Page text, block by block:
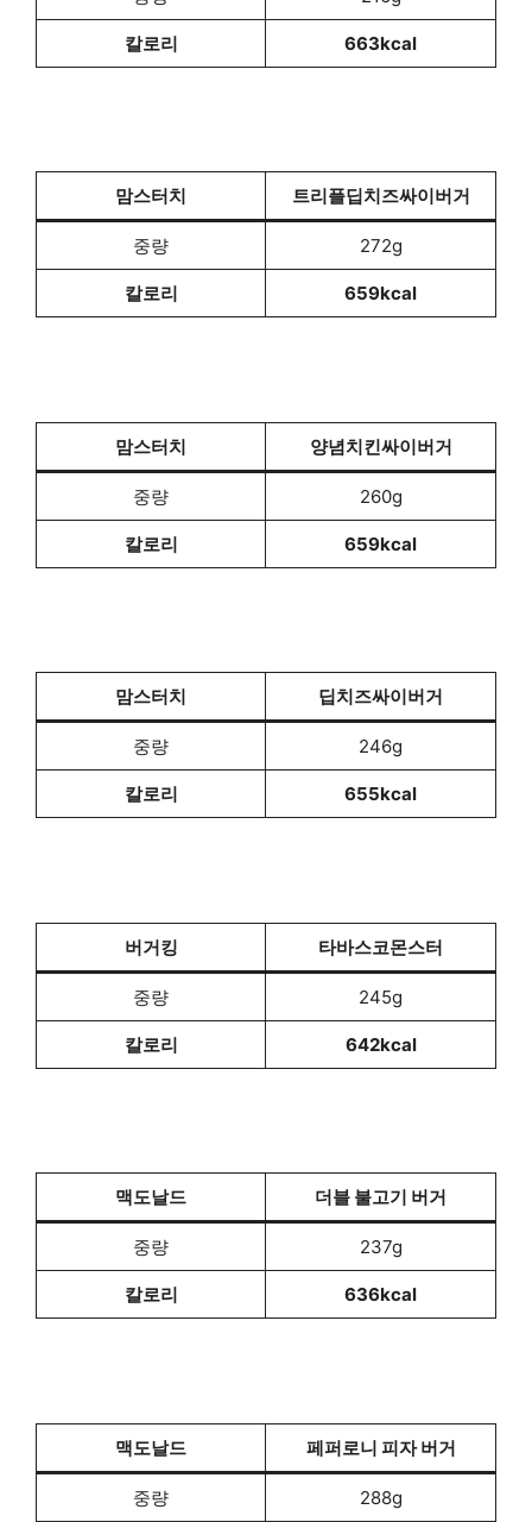
칼로리 663kcal
맘스터치 트리플딥치즈싸이버거
중량 272g
칼로리 659kcal
맘스터치 양념치킨싸이버거
중량 260g
칼로리 659kcal
맘스터치 딥치즈싸이버거
중량 246g
칼로리 655kcal
버거킹 타바스코몬스터
중량 245g
칼로리 642kcal
맥도날드 더블 불고기 버거
중량 237g
칼로리 636kcal
맥도날드 페퍼로니 피자 버거
중량 288g